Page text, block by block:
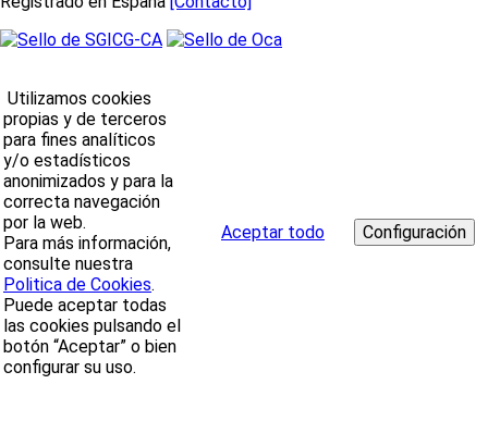
Utilizamos cookies
propias y de terceros
para fines analíticos
y/o estadísticos
anonimizados y para la
correcta navegación
por la web.
Para más información,
consulte nuestra
Politica de Cookies.
Puede aceptar todas
las cookies pulsando el
botón “Aceptar” o bien
configurar su uso.
Aceptar todo